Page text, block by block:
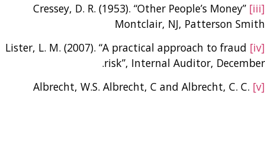
[iii]
Cressey, D. R. (1953). “Other People’s Money”
Montclair, NJ, Patterson Smith
[iv]
Lister, L. M. (2007). “A practical approach to fraud
risk”, Internal Auditor, December.
[v]
Albrecht, W.S. Albrecht, C and Albrecht, C. C.